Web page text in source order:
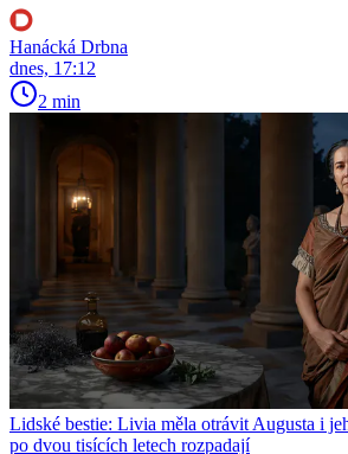
Hanácká Drbna
dnes, 17:12
2 min
Lidské bestie: Livia měla otrávit Augusta i
po dvou tisících letech rozpadají